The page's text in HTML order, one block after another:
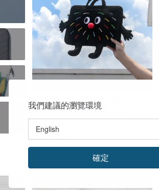
人間八月八 オリジナル 花火ポンポン
ノートPCケース ハンドバッグ
US$ 31.94
我們建議的瀏覽環境
確定